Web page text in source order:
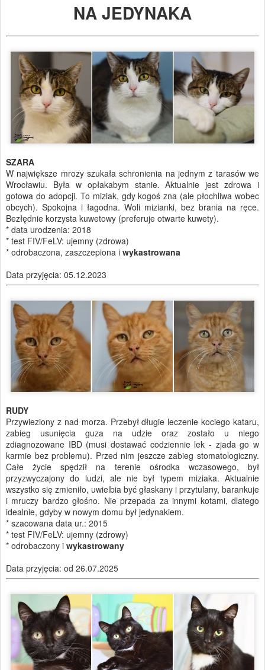
NA JEDYNAKA
SZARA
W największe mrozy szukała schronienia na jednym z tarasów we
Wrocławiu. Była w opłakabym stanie. Aktualnie jest zdrowa i
gotowa do adopcji. To miziak, gdy kogoś zna (ale płochliwa wobec
obcych). Spokojna i łagodna. Woli mizianki, bez brania na ręce.
Bezłędnie korzysta kuwetowy (preferuje otwarte kuwety).
* data urodzenia: 2018
* test FIV/FeLV: ujemny (zdrowa)
* odrobaczona, zaszczepiona i wykastrowana
Data przyjęcia: 05.12.2023
RUDY
Przywieziony z nad morza. Przebył długie leczenie kociego kataru,
zabieg usunięcia guza na udzie oraz zostało u niego
zdiagnozowane IBD (musi dostawać codziennie lek - zjada go w
karmie bez problemu). Przed nim jeszcze zabieg stomatologiczny.
Całe życie spędził na terenie ośrodka wczasowego, był
przyzwyczajony do ludzi, ale nie był typem miziaka. Aktualnie
wszystko się zmieniło, uwielbia być głaskany i przytulany, barankuje
i mruczy bardzo głośno. Nie przepada za innymi kotami, dlatego
idealnie, gdyby w nowym domu był jedynakiem.
* szacowana data ur.: 2015
* test FIV/FeLV: ujemny (zdrowy)
* odrobaczony i wykastrowany
Data przyjęcia: od 26.07.2025